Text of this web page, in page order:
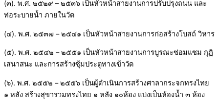
(๓). พ.ศ. ๒๕๒๙ – ๒๕๓๖ เป็นหัวหน้าสายงานการปรับปรุงถนน และ
ท่อระบายน้ำ ภายในวัด
(๔). พ.ศ. ๒๕๓๗ – ๒๕๔๑ เป็นหัวหน้าสายงานการก่อสร้างโบสถ์ วิหาร
(๕). พ.ศ. ๒๕๔๒ – ๒๕๕๑ เป็นหัวหน้าสายงานการบูรณะซ่อมแซม กุฏิ
เสนาสนะ และการสร้างซุ้มประตูทางเข้าวัด
(๖). พ.ศ. ๒๕๕๒ – ๒๕๕๖ เป็นผู้ดำเนินการสร้างศาลากระจกทรงไทย
๑ หลัง สร้างสุขารวมทรงไทย ๑ หลัง ๑๐ห้อง แบ่งเป็นห้องน้ำ ๓ ห้อง